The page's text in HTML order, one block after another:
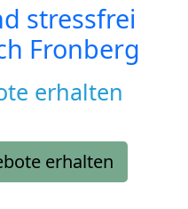
stressfrei
Fronberg
erhalten
erhalten